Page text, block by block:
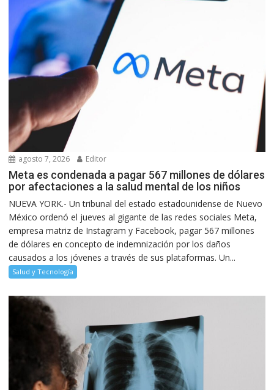
agosto 7, 2026 Editor
Meta es condenada a pagar 567 millones de dólares
por afectaciones a la salud mental de los niños
NUEVA YORK.- Un tribunal del estado estadounidense de Nuevo
México ordenó el jueves al gigante de las redes sociales Meta,
empresa matriz de Instagram y Facebook, pagar 567 millones
de dólares en concepto de indemnización por los daños
causados a los jóvenes a través de sus plataformas. Un...
Salud y Tecnología